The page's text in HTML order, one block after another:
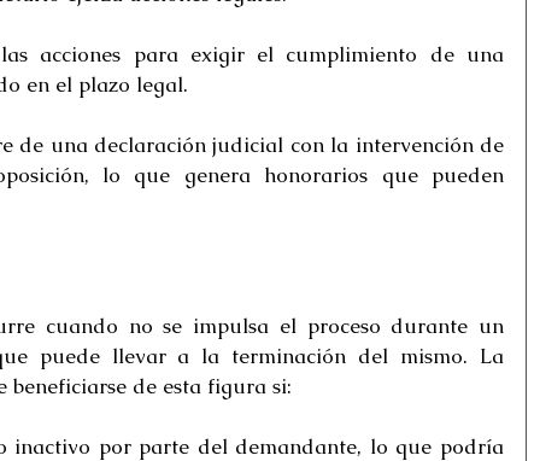
acciones para exigir el cumplimiento de una
en el plazo legal.
de una declaración judicial con la intervención de
lo que genera honorarios que pueden
cuando no se impulsa el proceso durante un
puede llevar a la terminación del mismo. La
beneficiarse de esta figura si:
inactivo por parte del demandante, lo que podría